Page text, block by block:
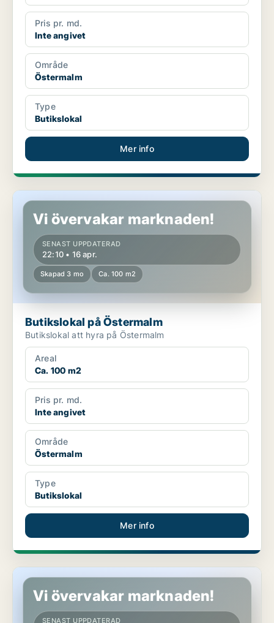
Pris pr. md.
Inte angivet
Område
Östermalm
Type
Butikslokal
Mer info
Butikslokal på Östermalm
Vi övervakar marknaden!
SENAST UPPDATERAD
22:10 • 16 apr.
Skapad 3 mo Ca. 100 m2
Butikslokal på Östermalm
Butikslokal att hyra på Östermalm
Areal
Ca. 100 m2
Pris pr. md.
Inte angivet
Område
Östermalm
Type
Butikslokal
Mer info
Butikslokal på Östermalm
Vi övervakar marknaden!
SENAST UPPDATERAD